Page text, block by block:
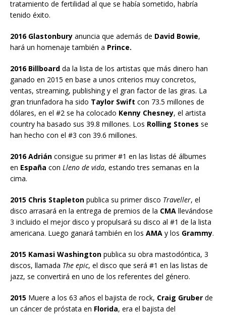
tratamiento de fertilidad al que se había sometido, habría
tenido éxito.
2016 Glastonbury anuncia que además de David Bowie,
hará un homenaje también a Prince.
2016 Billboard da la lista de los artistas que más dinero han
ganado en 2015 en base a unos criterios muy concretos,
ventas, streaming, publishing y el gran factor de las giras. La
gran triunfadora ha sido Taylor Swift con 73.5 millones de
dólares, en el #2 se ha colocado Kenny Chesney, el artista
country ha basado sus 39.8 millones. Los Rolling Stones se
han hecho con el #3 con 39.6 millones.
2016 Adrián consigue su primer #1 en las listas dé álbumes
en España con Lleno de vida, estando tres semanas en la
cima.
2015 Chris Stapleton publica su primer disco Traveller, el
disco arrasará en la entrega de premios de la CMA llevándose
3 incluido el mejor disco y propulsará su disco al #1 de la lista
americana. Luego ganará también en los AMA y los Grammy.
2015 Kamasi Washington publica su obra mastodóntica, 3
discos, llamada The epic, el disco que será #1 en las listas de
jazz, se convertirá en uno de los referentes del género.
2015 Muere a los 63 años el bajista de rock, Craig Gruber de
un cáncer de próstata en Florida, era el bajista del